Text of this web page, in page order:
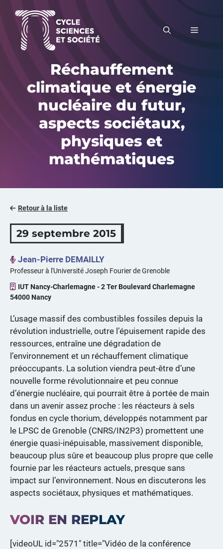
contenu
MENU
Réchauffement
climatique et énergie
nucléaire du futur,
aspects sociétaux,
physiques et
mathématiques
Retour à la liste
29 septembre 2015
Jean-Pierre DEMAILLY
Professeur à l'Université Joseph Fourier de Grenoble
IUT Nancy-Charlemagne - 2 Ter Boulevard Charlemagne
54000 Nancy
L’usage massif des combustibles fossiles depuis la
révolution industrielle, outre l’épuisement rapide des
ressources, entraîne une dégradation de
l’environnement et un réchauffement climatique
préoccupants. La solution viendra peut-être d’une
nouvelle forme révolutionnaire et peu connue
d’énergie nucléaire, qui pourrait être à portée de main
dans un avenir assez proche : les réacteurs à sels
fondus en cycle thorium, développés notamment par
le LPSC de Grenoble (CNRS/IN2P3) promettent une
énergie quasi-inépuisable, massivement disponible,
beaucoup plus sûre et beaucoup plus propre que celle
fournie par les réacteurs actuels, presque sans
impact sur l’environnement. Nous en discuterons les
aspects sociétaux, physiques et mathématiques.
VOIR EN REPLAY
[videoUL id="2571" title="Vidéo de la conférence